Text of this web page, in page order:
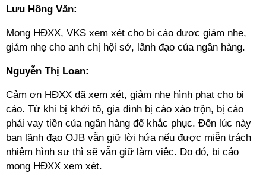
Lưu Hồng Văn:
Mong HĐXX, VKS xem xét cho bị cáo được giảm nhẹ,
giảm nhẹ cho anh chị hội sở, lãnh đạo của ngân hàng.
Nguyễn Thị Loan:
Cảm ơn HĐXX đã xem xét, giảm nhẹ hình phạt cho bị
cáo. Từ khi bị khởi tố, gia đình bị cáo xáo trộn, bị cáo
phải vay tiền của ngân hàng để khắc phục. Đến lúc này
ban lãnh đạo OJB vẫn giữ lời hứa nếu được miễn trách
nhiệm hình sự thì sẽ vẫn giữ làm việc. Do đó, bị cáo
mong HĐXX xem xét.